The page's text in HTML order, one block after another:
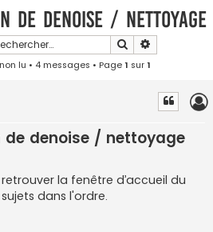
c
c
de denoise / nettoyage
Rechercher
lu • 4 messages • Page1 sur1
de denoise / nettoyage
la fenêtre d’accueil du
dans l'ordre.